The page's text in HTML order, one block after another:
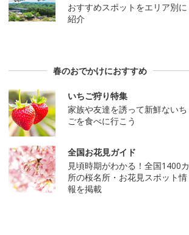
おすすめスポットをエリア別に
紹介
春のおでかけにおすすめ
いちご狩り特集
家族や友達を誘って新鮮ないち
ごを食べに行こう
全国お花見ガイド
見頃時期がわかる！全国1400カ
所の桜名所・お花見スポット情
報を掲載